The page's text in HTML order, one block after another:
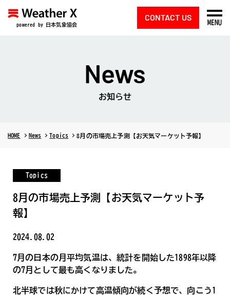
powered by 日本気象協会 MENU
CONTACT US
News
お知らせ
HOME News Topics 8月の市場売上予測【お天気マーケット予報】
Topics
8月の市場売上予測【お天気マーケット予
報】
2024.08.02
7月の日本の月平均気温は、統計を開始した1898年以降
の7月として最も高くなりました。
北半球では秋にかけて高温傾向が続く予想で、向こう1